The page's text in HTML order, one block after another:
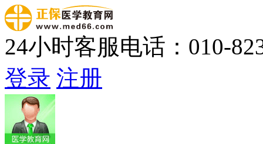
24小时客服电话：010-
登录 注册